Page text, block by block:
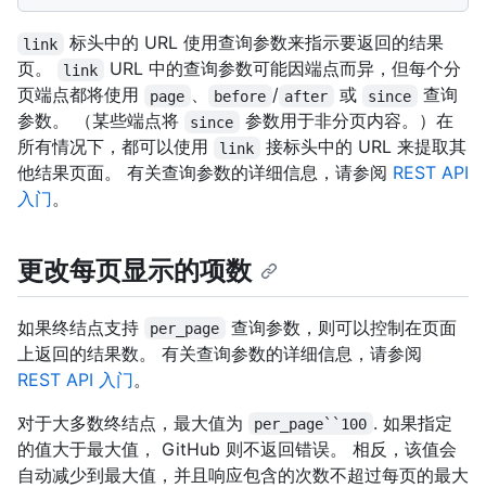
link
标头中的 URL 使用查询参数来指示要返回的结果
页。
link
URL 中的查询参数可能因端点而异，但每个分
页端点都将使用
page 、 before / after 或 since
查询
参数。 （某些端点将
since
参数用于非分页内容。）在
所有情况下，都可以使用
link
接标头中的 URL 来提取其
他结果页面。 有关查询参数的详细信息，请参阅 REST API
入门。
更改每页显示的项数
如果终结点支持 per_page
查询参数，则可以控制在页面
上返回的结果数。 有关查询参数的详细信息，请参阅
REST API 入门。
对于大多数终结点，最大值为
per_page``100 . 如果指定
的值大于最大值， GitHub 则不返回错误。 相反，该值会
自动减少到最大值，并且响应包含的次数不超过每页的最大